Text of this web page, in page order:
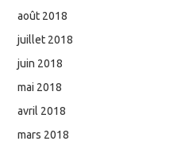
août 2018
juillet 2018
juin 2018
mai 2018
avril 2018
mars 2018